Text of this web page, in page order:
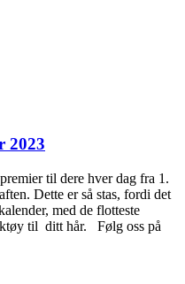
2023
til dere hver dag fra 1.
Dette er så stas, fordi det
med de flotteste
til ditt hår. Følg oss på